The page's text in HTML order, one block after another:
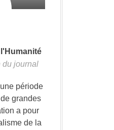
du journal
période
grandes
a pour
de la